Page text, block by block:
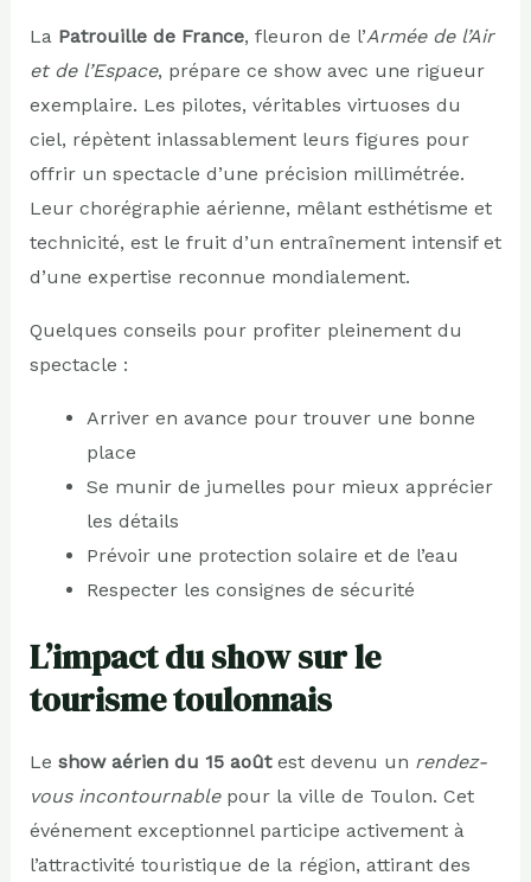
La Patrouille de France, fleuron de l’Armée de l’Air
et de l’Espace, prépare ce show avec une rigueur
exemplaire. Les pilotes, véritables virtuoses du
ciel, répètent inlassablement leurs figures pour
offrir un spectacle d’une précision millimétrée.
Leur chorégraphie aérienne, mêlant esthétisme et
technicité, est le fruit d’un entraînement intensif et
d’une expertise reconnue mondialement.
Quelques conseils pour profiter pleinement du
spectacle :
Arriver en avance pour trouver une bonne
place
Se munir de jumelles pour mieux apprécier
les détails
Prévoir une protection solaire et de l’eau
Respecter les consignes de sécurité
L’impact du show sur le
tourisme toulonnais
Le show aérien du 15 aoûtest devenu un rendez-
vous incontournablepour la ville de Toulon. Cet
événement exceptionnel participe activement à
l’attractivité touristique de la région, attirant des